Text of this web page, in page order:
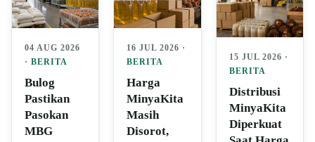
04 AUG 2026
· BERITA
Bulog
Pastikan
Pasokan
MBG
16 JUL 2026 ·
BERITA
Harga
MinyaKita
Masih
Disorot,
15 JUL 2026 ·
BERITA
Distribusi
MinyaKita
Diperkuat